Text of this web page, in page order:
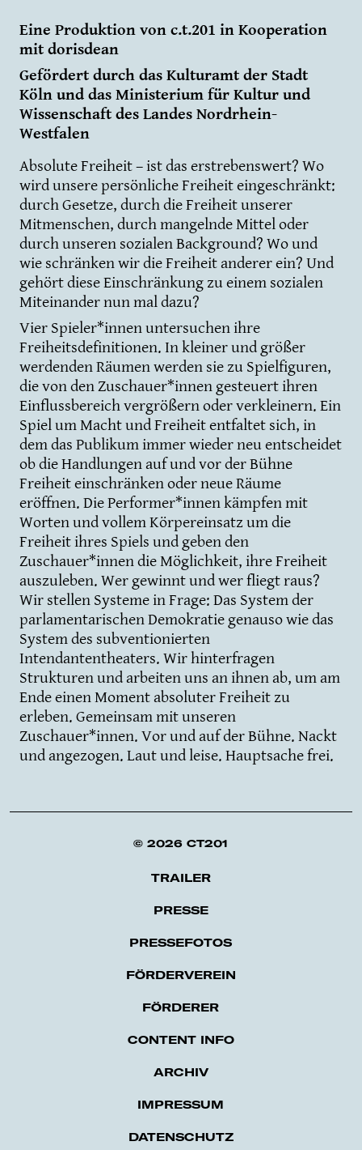
Eine Produktion von c.t.201 in Kooperation
mit dorisdean
Gefördert durch das Kulturamt der Stadt
Köln und das Ministerium für Kultur und
Wissenschaft des Landes Nordrhein-
Westfalen
Absolute Freiheit – ist das erstrebenswert? Wo
wird unsere persönliche Freiheit eingeschränkt:
durch Gesetze, durch die Freiheit unserer
Mitmenschen, durch mangelnde Mittel oder
durch unseren sozialen Background? Wo und
wie schränken wir die Freiheit anderer ein? Und
gehört diese Einschränkung zu einem sozialen
Miteinander nun mal dazu?
Vier Spieler*innen untersuchen ihre
Freiheitsdefinitionen. In kleiner und größer
werdenden Räumen werden sie zu Spielfiguren,
die von den Zuschauer*innen gesteuert ihren
Einflussbereich vergrößern oder verkleinern. Ein
Spiel um Macht und Freiheit entfaltet sich, in
dem das Publikum immer wieder neu entscheidet
ob die Handlungen auf und vor der Bühne
Freiheit einschränken oder neue Räume
eröffnen. Die Performer*innen kämpfen mit
Worten und vollem Körpereinsatz um die
Freiheit ihres Spiels und geben den
Zuschauer*innen die Möglichkeit, ihre Freiheit
auszuleben. Wer gewinnt und wer fliegt raus?
Wir stellen Systeme in Frage: Das System der
parlamentarischen Demokratie genauso wie das
System des subventionierten
Intendantentheaters. Wir hinterfragen
Strukturen und arbeiten uns an ihnen ab, um am
Ende einen Moment absoluter Freiheit zu
erleben. Gemeinsam mit unseren
Zuschauer*innen. Vor und auf der Bühne. Nackt
und angezogen. Laut und leise. Hauptsache frei.
© 2026 CT201
TRAILER
PRESSE
PRESSEFOTOS
FÖRDERVEREIN
FÖRDERER
CONTENT INFO
ARCHIV
IMPRES­SUM
DATENSCHUTZ